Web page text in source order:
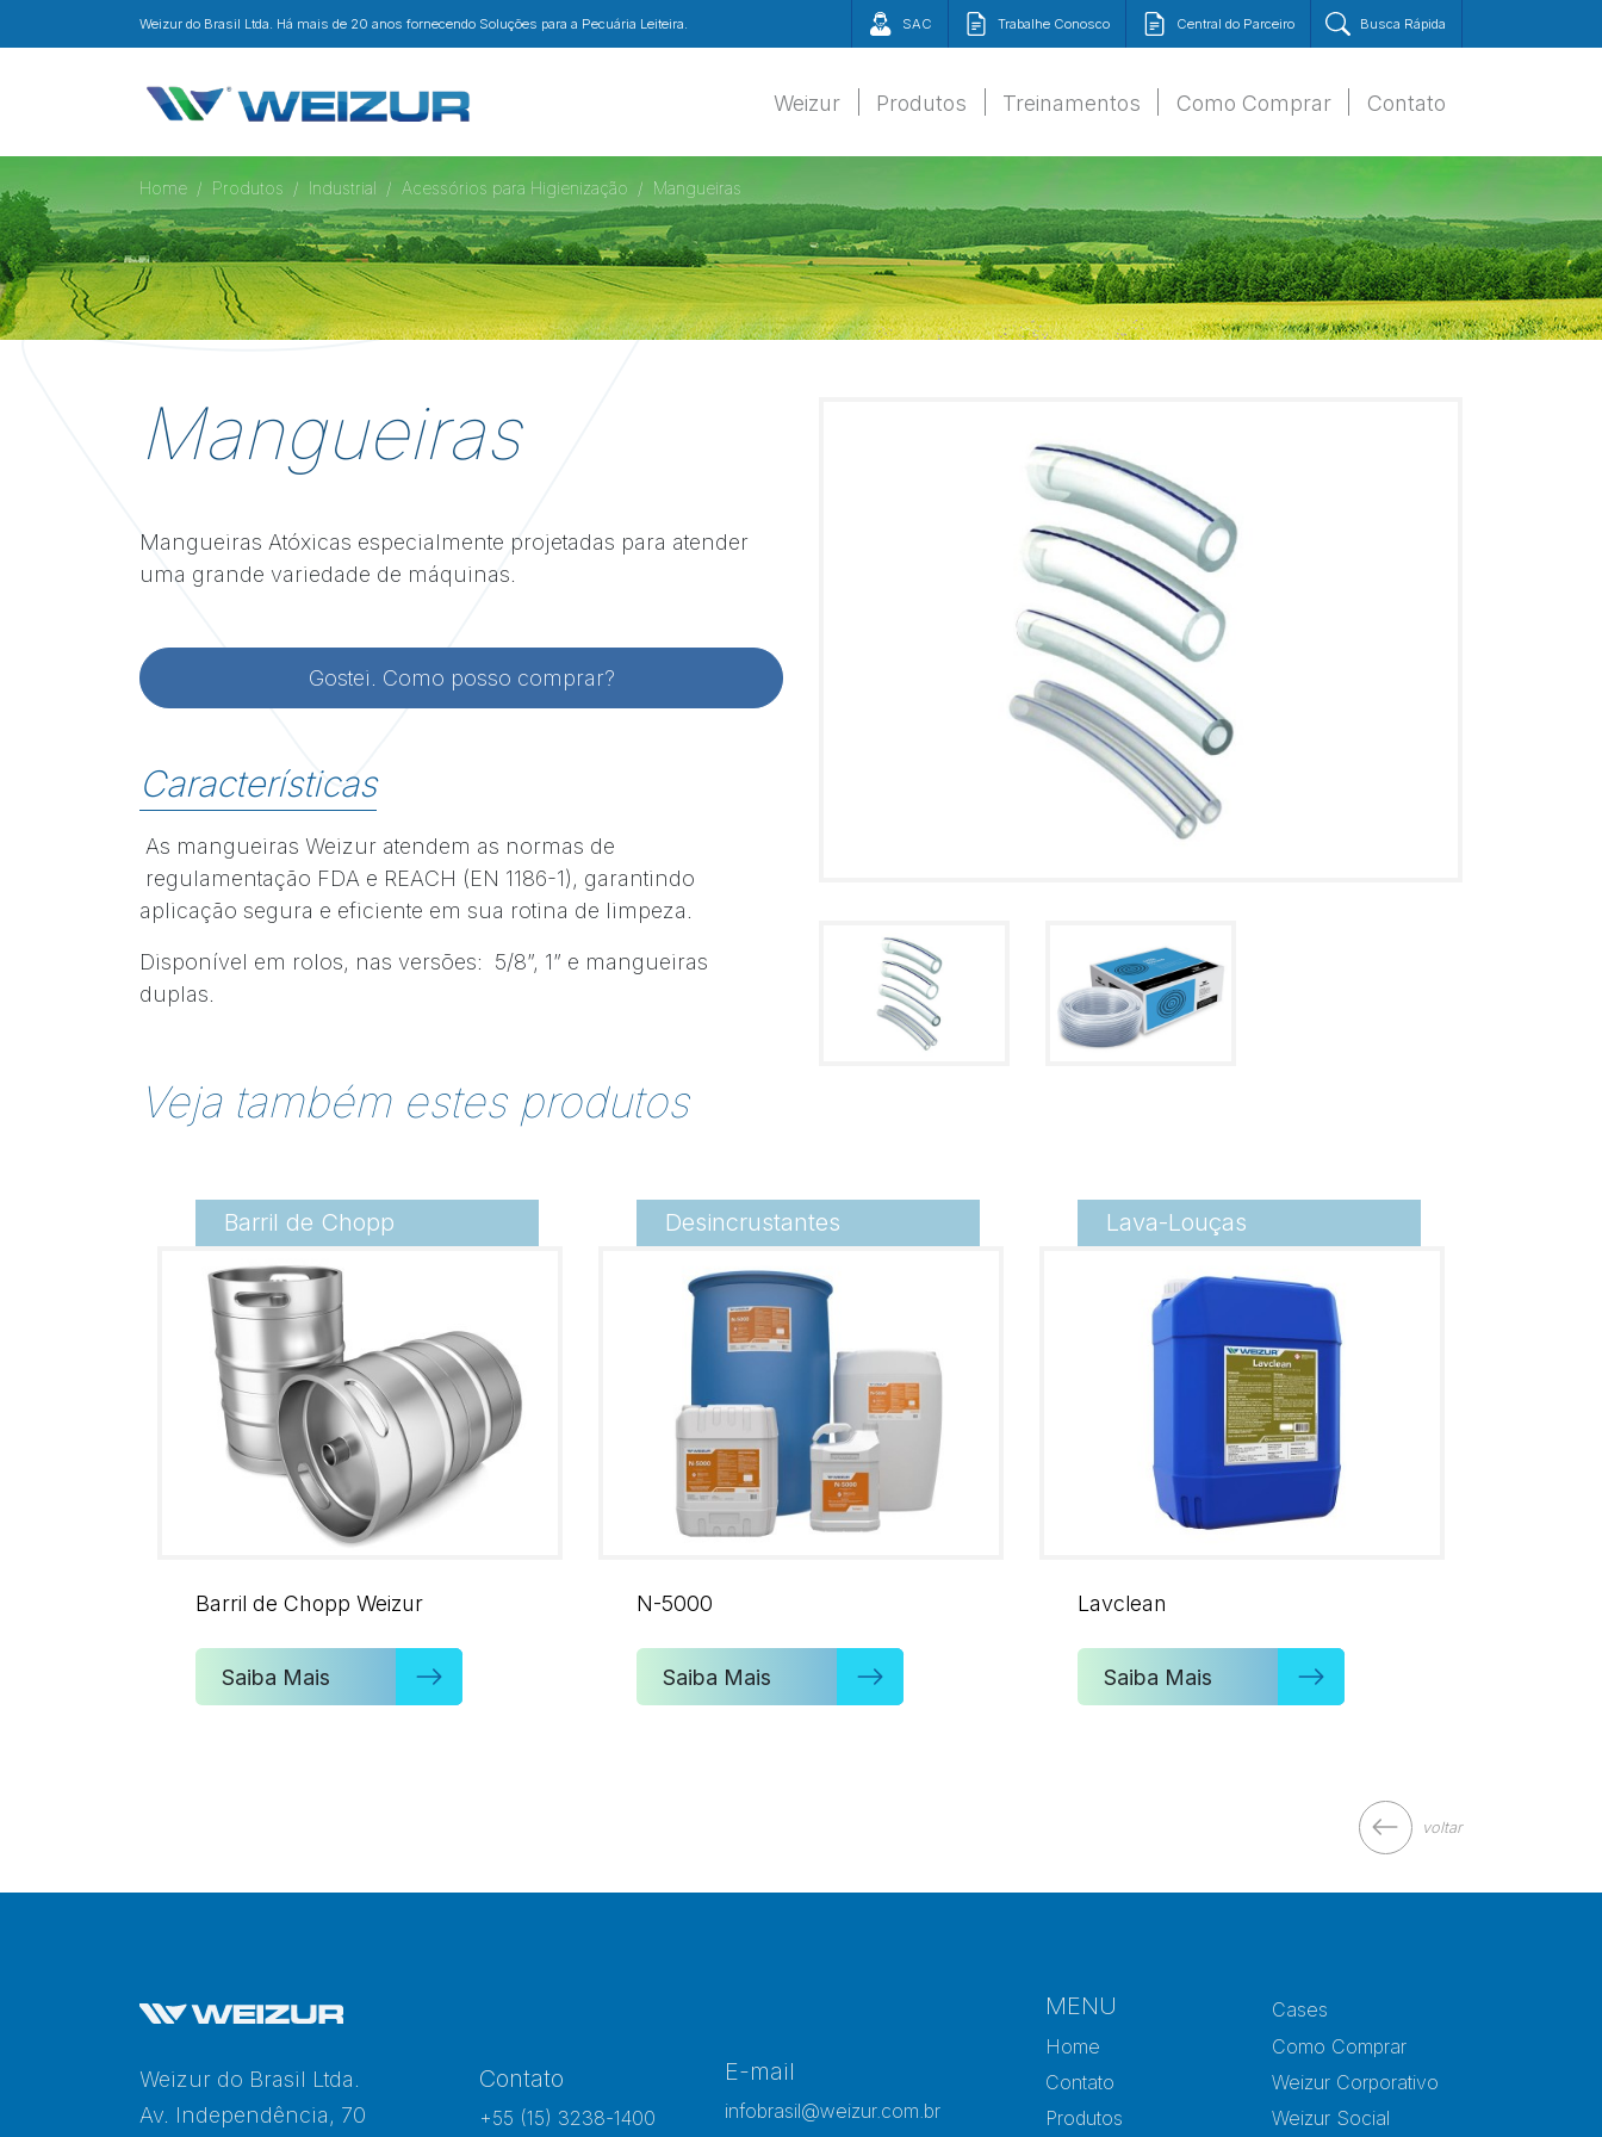
Weizur do Brasil Ltda. Há mais de 20 anos fornecendo Soluções para a Pecuária Leiteira. SAC Trabalhe Conosco Central do Parceiro Busca Rápida
Weizur Produtos Treinamentos Como Comprar Contato
Home Produtos Industrial Acessórios para Higienização Mangueiras
Mangueiras
Mangueiras Atóxicas especialmente projetadas para atender
uma grande variedade de máquinas.
Gostei. Como posso comprar?
Características
As mangueiras Weizur atendem as normas de
regulamentação FDA e REACH (EN 1186-1), garantindo
aplicação segura e eficiente em sua rotina de limpeza.
Disponível em rolos, nas versões: 5/8”, 1” e mangueiras
duplas.
Veja também estes produtos
Barril de Chopp
Barril de Chopp Weizur
Saiba Mais
Desincrustantes
N-5000
Saiba Mais
Lava-Louças
Lavclean
Saiba Mais
voltar
Weizur do Brasil Ltda.
Av. Independência, 70
Contato
+55 (15) 3238-1400
E-mail
infobrasil@weizur.com.br
MENU
Home
Contato
Produtos
Cases
Como Comprar
Weizur Corporativo
Weizur Social